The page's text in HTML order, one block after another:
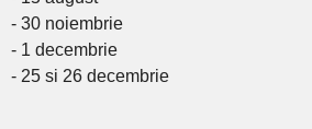
- 30 noiembrie
- 1 decembrie
- 25 si 26 decembrie